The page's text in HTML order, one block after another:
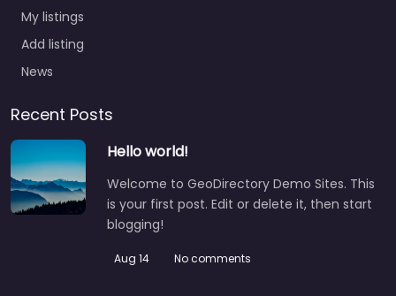
My listings
Add listing
News
Recent Posts
Hello world!
Welcome to GeoDirectory Demo Sites. This
is your first post. Edit or delete it, then start
blogging!
Aug 14 No comments